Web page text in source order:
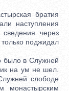
братия
наступления
через
поджидал
в Служней
на ум не шел.
слободе
монастырским